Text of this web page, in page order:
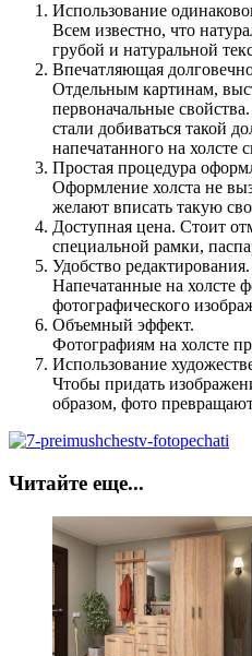
Использование
Всем известно, что
грубой и натуральной
Впечатляющая
Отдельным картинам,
первоначальные
стали добиваться такой
напечатанного на холсте
Простая процедура
Оформление холста не
желают вписать такую
Доступная цена. Стоит
специальной рамки,
Удобство редактирования.
Напечатанные на холсте
фотографического
Объемный эффект.
Фотографиям на холсте
Использование
Чтобы придать
образом, фото
Читайте еще...